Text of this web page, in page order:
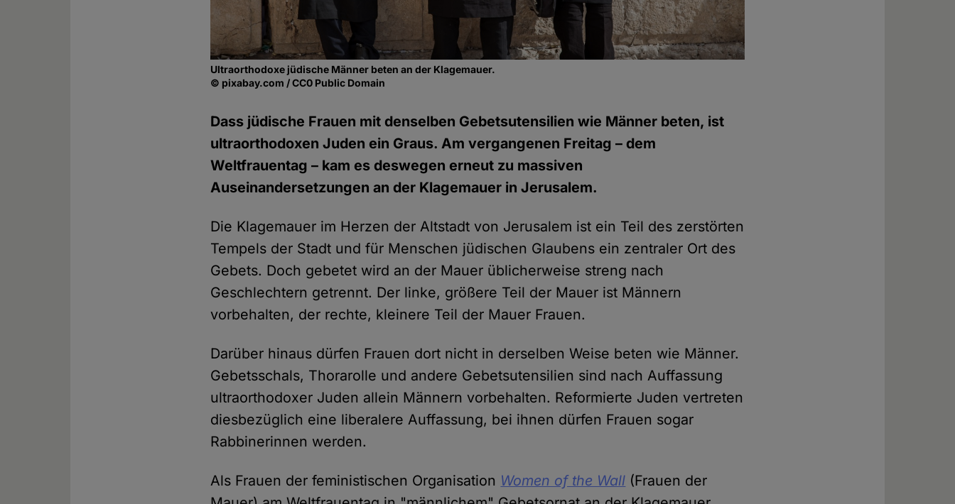
Ultraorthodoxe jüdische Männer beten an der Klagemauer.
© pixabay.com / CC0 Public Domain
Dass jüdische Frauen mit denselben Gebetsutensilien wie Männer beten, ist
ultraorthodoxen Juden ein Graus. Am vergangenen Freitag – dem
Weltfrauentag – kam es deswegen erneut zu massiven
Auseinandersetzungen an der Klagemauer in Jerusalem.
Die Klagemauer im Herzen der Altstadt von Jerusalem ist ein Teil des zerstörten
Tempels der Stadt und für Menschen jüdischen Glaubens ein zentraler Ort des
Gebets. Doch gebetet wird an der Mauer üblicherweise streng nach
Geschlechtern getrennt. Der linke, größere Teil der Mauer ist Männern
vorbehalten, der rechte, kleinere Teil der Mauer Frauen.
Darüber hinaus dürfen Frauen dort nicht in derselben Weise beten wie Männer.
Gebetsschals, Thorarolle und andere Gebetsutensilien sind nach Auffassung
ultraorthodoxer Juden allein Männern vorbehalten. Reformierte Juden vertreten
diesbezüglich eine liberalere Auffassung, bei ihnen dürfen Frauen sogar
Rabbinerinnen werden.
Als Frauen der feministischen Organisation Women of the Wall (Frauen der